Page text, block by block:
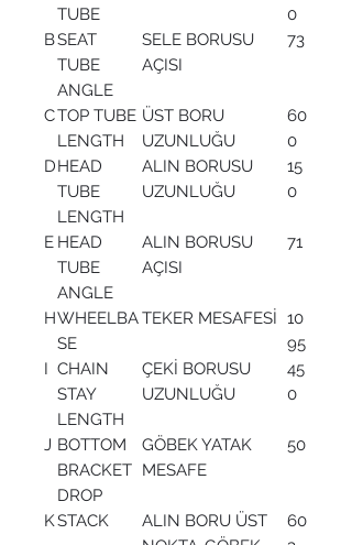
TUBE
0
BSEAT
TUBE
ANGLE
SELE BORUSU
AÇISI
73
CTOP TUBE
LENGTH
ÜST BORU
UZUNLUĞU
60
0
DHEAD
TUBE
LENGTH
ALIN BORUSU
UZUNLUĞU
15
0
E HEAD
TUBE
ANGLE
ALIN BORUSU
AÇISI
71
HWHEELBA
SE
TEKER MESAFESİ 10
95
I CHAIN
STAY
LENGTH
ÇEKİ BORUSU
UZUNLUĞU
45
0
J BOTTOM
BRACKET
DROP
GÖBEK YATAK
MESAFE
50
KSTACK
ALIN BORU ÜST
60